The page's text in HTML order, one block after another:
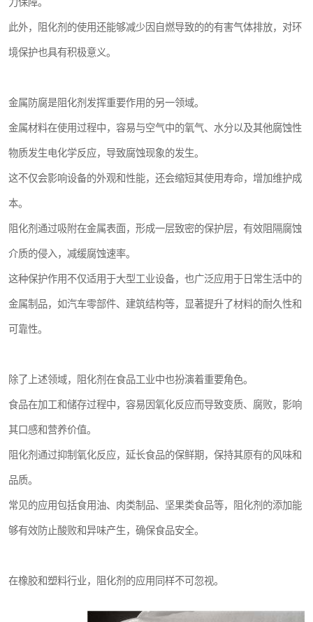
此外，阻化剂的使用还能够减少因自燃导致的的有害气体排放，对环
境保护也具有积极意义。
金属防腐是阻化剂发挥重要作用的另一领域。
金属材料在使用过程中，容易与空气中的氧气、水分以及其他腐蚀性
物质发生电化学反应，导致腐蚀现象的发生。
这不仅会影响设备的外观和性能，还会缩短其使用寿命，增加维护成
本。
阻化剂通过吸附在金属表面，形成一层致密的保护层，有效阻隔腐蚀
介质的侵入，减缓腐蚀速率。
这种保护作用不仅适用于大型工业设备，也广泛应用于日常生活中的
金属制品，如汽车零部件、建筑结构等，显著提升了材料的耐久性和
可靠性。
除了上述领域，阻化剂在食品工业中也扮演着重要角色。
食品在加工和储存过程中，容易因氧化反应而导致变质、腐败，影响
其口感和营养价值。
阻化剂通过抑制氧化反应，延长食品的保鲜期，保持其原有的风味和
品质。
常见的应用包括食用油、肉类制品、坚果类食品等，阻化剂的添加能
够有效防止酸败和异味产生，确保食品安全。
在橡胶和塑料行业，阻化剂的应用同样不可忽视。